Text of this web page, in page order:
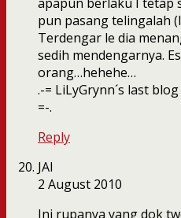
pun pasang telingalah
Terdengar le dia
sedih mendengarnya.
orang…hehehe…
.-= LiLyGrynn´s last blog
=-.
Reply
JAI
2 August 2010
Ini rupanya yang dok